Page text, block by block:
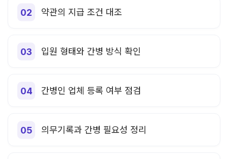
약관의 지급 조건 대조
입원 형태와 간병 방식 확인
간병인 업체 등록 여부 점검
의무기록과 간병 필요성 정리